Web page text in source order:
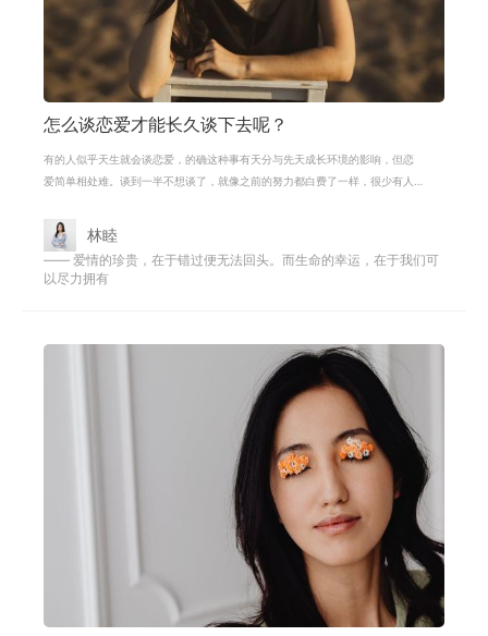
怎么谈恋爱才能长久谈下去呢？
有的人似乎天生就会谈恋爱，的确这种事有天分与先天成长环境的影响，但恋
爱简单相处难。谈到一半不想谈了，就像之前的努力都白费了一样，很少有人
林睦
—— 爱情的珍贵，在于错过便无法回头。而生命的幸运，在于我们可
以尽力拥有